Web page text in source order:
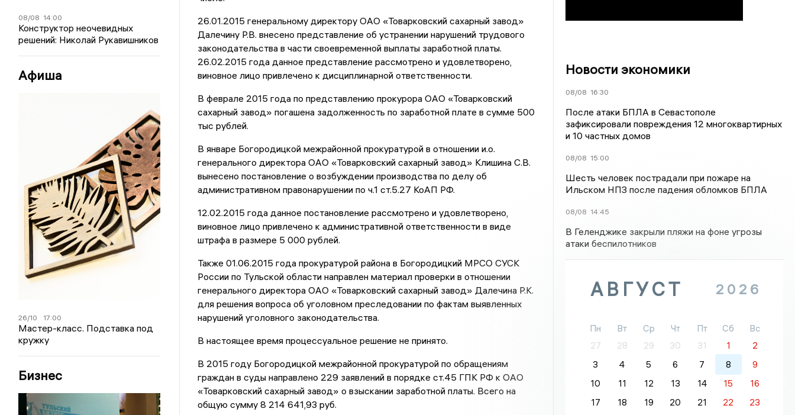
08/08 14:00
Конструктор неочевидных
решений: Николай Рукавишников
Афиша
26/10 17:00
Мастер-класс. Подставка под
кружку
Бизнес
26.01.2015 генеральному директору ОАО «Товарковский сахарный завод»
Далечину Р.В. внесено представление об устранении нарушений трудового
законодательства в части своевременной выплаты заработной платы.
26.02.2015 года данное представление рассмотрено и удовлетворено,
виновное лицо привлечено к дисциплинарной ответственности.
В феврале 2015 года по представлению прокурора ОАО «Товарковский
сахарный завод» погашена задолженность по заработной плате в сумме 500
тыс рублей.
В январе Богородицкой межрайонной прокуратурой в отношении и.о.
генерального директора ОАО «Товарковский сахарный завод» Клишина С.В.
вынесено постановление о возбуждении производства по делу об
административном правонарушении по ч.1 ст.5.27 КоАП РФ.
12.02.2015 года данное постановление рассмотрено и удовлетворено,
виновное лицо привлечено к административной ответственности в виде
штрафа в размере 5 000 рублей.
Также 01.06.2015 года прокуратурой района в Богородицкий МРСО СУСК
России по Тульской области направлен материал проверки в отношении
генерального директора ОАО «Товарковский сахарный завод» Далечина Р.К.
для решения вопроса об уголовном преследовании по фактам выявленных
нарушений уголовного законодательства.
В настоящее время процессуальное решение не принято.
В 2015 году Богородицкой межрайонной прокуратурой по обращениям
граждан в суды направлено 229 заявлений в порядке ст.45 ГПК РФ к ОАО
«Товарковский сахарный завод» о взыскании заработной платы. Всего на
общую сумму 8 214 641,93 руб.
Новости экономики
08/08 16:30
После атаки БПЛА в Севастополе
зафиксировали повреждения 12 многоквартирных
и 10 частных домов
08/08 15:00
Шесть человек пострадали при пожаре на
Ильском НПЗ после падения обломков БПЛА
08/08 14:45
В Геленджике закрыли пляжи на фоне угрозы
атаки беспилотников
АВГУСТ 2026
Пн Вт Ср Чт Пт Сб
Вс
27
28 29 30 31 1
2
3
4 5 6 7 8
9
10
11 12 13 14 15
16
17
18 19 20 21 22
23